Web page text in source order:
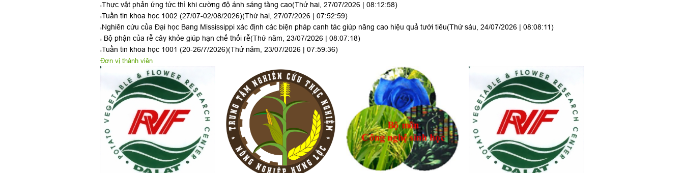
Thực vật phản ứng tức thì khi cường độ ánh sáng tăng cao(Thứ hai, 27/07/2026 | 08:12:58)
Tuần tin khoa học 1002 (27/07-02/08/2026)(Thứ hai, 27/07/2026 | 07:52:59)
Nghiên cứu của Đại học Bang Mississippi xác định các biện pháp canh tác giúp nâng cao hiệu quả tưới tiêu(Thứ sáu, 24/07/2026 | 08:08:11)
Bộ phận của rễ cây khỏe giúp hạn chế thối rễ(Thứ năm, 23/07/2026 | 08:07:18)
Tuần tin khoa học 1001 (20-26/7/2026)(Thứ năm, 23/07/2026 | 07:59:36)
Đơn vị thành viên